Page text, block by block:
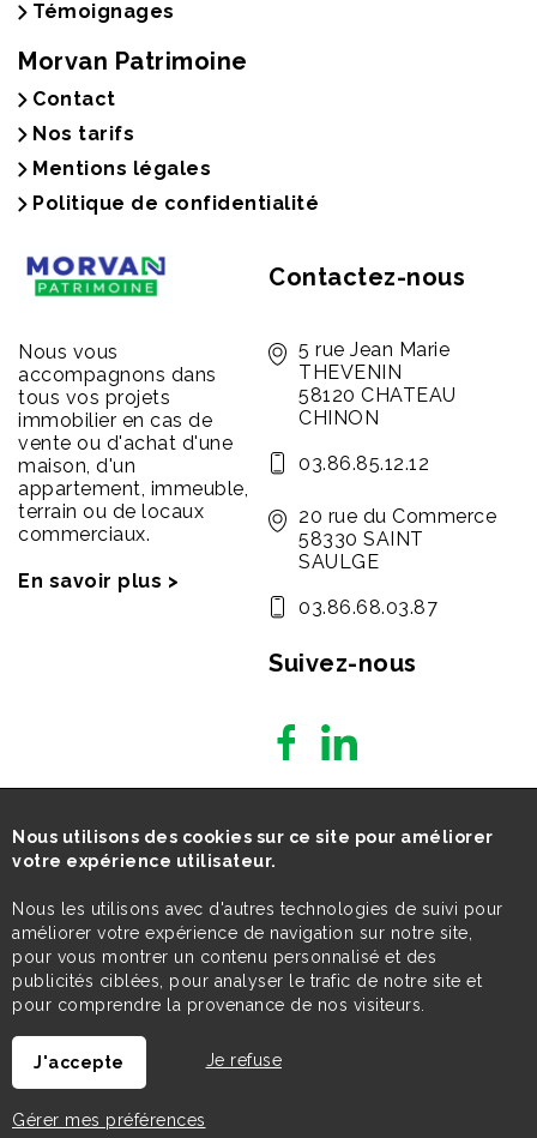
Témoignages
Morvan Patrimoine
Contact
Nos tarifs
Mentions légales
Politique de confidentialité
Nous vous
accompagnons dans
tous vos projets
immobilier en cas de
vente ou d'achat d'une
maison, d'un
appartement, immeuble,
terrain ou de locaux
commerciaux.
En savoir plus >
Contactez-nous
5 rue Jean Marie
THEVENIN
58120 CHATEAU
CHINON
03.86.85.12.12
20 rue du Commerce
58330 SAINT
SAULGE
03.86.68.03.87
Suivez-nous
Nous utilisons des cookies sur ce site pour améliorer
votre expérience utilisateur.
Nous les utilisons avec d'autres technologies de suivi pour
améliorer votre expérience de navigation sur notre site,
pour vous montrer un contenu personnalisé et des
publicités ciblées, pour analyser le trafic de notre site et
pour comprendre la provenance de nos visiteurs.
J'accepte Je refuse
Gérer mes préférences